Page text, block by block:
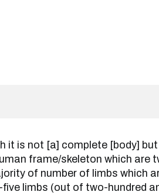
frame/skeleton which are
of number of limbs which
five limbs (out of two-hundred